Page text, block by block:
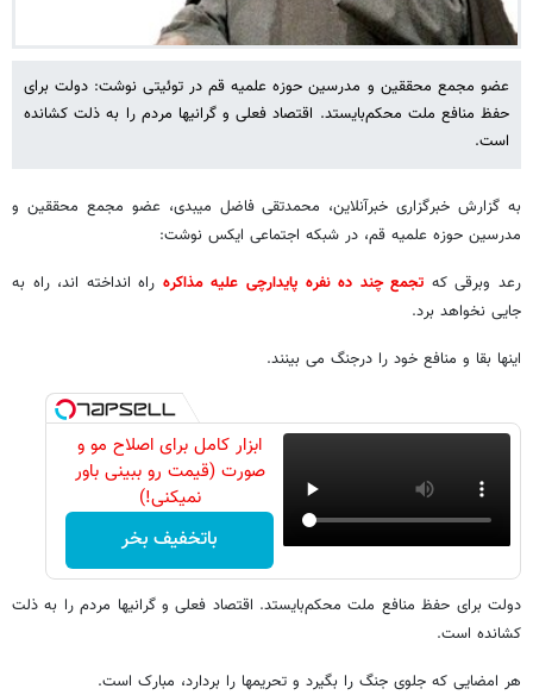
عضو مجمع محققین و مدرسین حوزه علمیه قم در توئیتی نوشت: دولت برای
حفظ منافع ملت محکم‌بایستد. اقتصاد فعلی و گرانیها مردم را به ذلت کشانده
است.
به گزارش خبرگزاری خبرآنلاین، محمدتقی فاضل میبدی، عضو مجمع محققین و
مدرسین حوزه علمیه قم، در شبکه اجتماعی ایکس نوشت:
رعد وبرقی که تجمع چند ده نفره پایدارچی علیه مذاکره راه انداخته اند، راه به
جایی نخواهد برد.
اینها بقا و منافع خود را درجنگ می بینند.
ابزار کامل برای اصلاح مو و
صورت (قیمت رو ببینی باور
نمیکنی!)
باتخفیف بخر
دولت برای حفظ منافع ملت محکم‌بایستد. اقتصاد فعلی و گرانیها مردم را به ذلت
کشانده است.
هر امضایی که جلوی جنگ را بگیرد و تحریمها را بردارد، مبارک است.